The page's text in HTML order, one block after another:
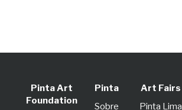
Pinta Art
Foundation
Pinta
Sobre
Art Fairs
Pinta Lima